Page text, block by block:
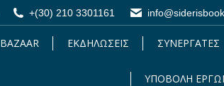
+(30) 210 3301161
BAZAAR ΕΚΔΗΛΩΣΕΙΣ ΣΥΝΕΡΓΑΤΕΣ
ΥΠΟΒΟΛΗ
+(30) 210 3301161
BAZAAR ΕΚΔΗΛΩΣΕΙΣ ΣΥΝΕΡΓΑΤΕΣ
ΥΠΟΒΟΛΗ